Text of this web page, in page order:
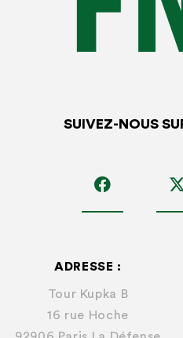
SUIVEZ-NOUS
ADRESSE :
Tour Kupka B
16 rue Hoche